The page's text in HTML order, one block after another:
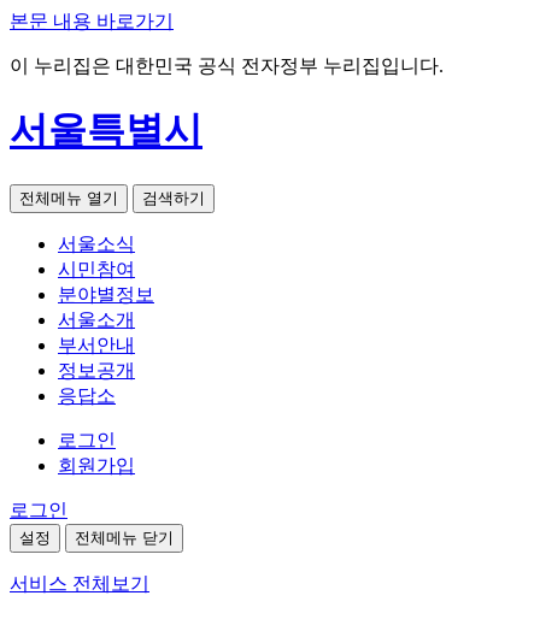
본문 내용 바로가기
이 누리집은 대한민국 공식 전자정부 누리집입니다.
서울특별시
전체메뉴 열기 검색하기
서울소식
시민참여
분야별정보
서울소개
부서안내
정보공개
응답소
로그인
회원가입
로그인
설정 전체메뉴 닫기
서비스 전체보기